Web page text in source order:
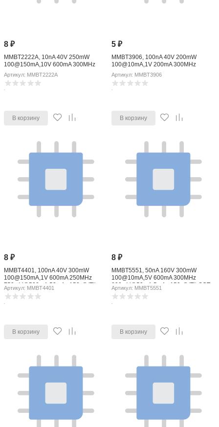
8₽
MMBT2222A, 10nA 40V 250mW
100@150mA,10V 600mA 300MHz
1V@500mA,50mA +150-@(Tj) SOT-23
Bipolar Transistors - BJT ROHS
Артикул: MMBT2222A
В корзину
5 ₽
MMBT3906, 100nA 40V 200mW
100@10mA,1V 200mA 300MHz
400mV@50mA,5mA PNP +150-@(Tj)
SOT-23 Bipolar Transistors - BJT
ROHS
Артикул: MMBT3906
В корзину
8₽
MMBT4401, 100nA 40V 300mW
100@150mA,1V 600mA 250MHz
750mV@500mA,50mA +150-@(Tj)
SOT-23 Bipolar Transistors - BJT
ROHS
Артикул: MMBT4401
В корзину
8 ₽
MMBT5551, 50nA 160V 300mW
100@10mA,5V 600mA 300MHz
200mV@50mA,5mA +150-@(Tj) SOT-
23 Bipolar Transistors - BJT ROHS
Артикул: MMBT5551
В корзину